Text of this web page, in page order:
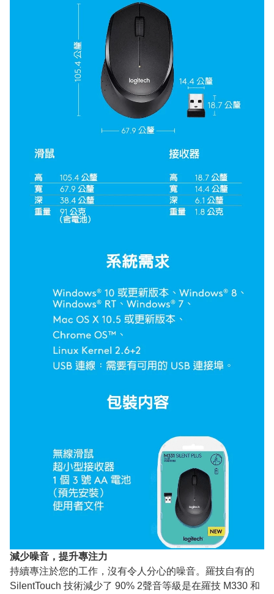
減少噪音，提升專注力
持續專注於您的工作，沒有令人分心的噪音。羅技自有的
SilentTouch 技術減少了 90% 2聲音等級是在羅技 M330 和